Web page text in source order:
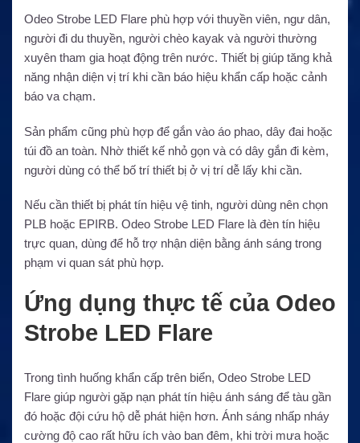
Odeo Strobe LED Flare phù hợp với thuyền viên, ngư dân,
người đi du thuyền, người chèo kayak và người thường
xuyên tham gia hoạt động trên nước. Thiết bị giúp tăng khả
năng nhận diện vị trí khi cần báo hiệu khẩn cấp hoặc cảnh
báo va chạm.
Sản phẩm cũng phù hợp để gắn vào áo phao, dây đai hoặc
túi đồ an toàn. Nhờ thiết kế nhỏ gọn và có dây gắn đi kèm,
người dùng có thể bố trí thiết bị ở vị trí dễ lấy khi cần.
Nếu cần thiết bị phát tín hiệu vệ tinh, người dùng nên chọn
PLB hoặc EPIRB. Odeo Strobe LED Flare là đèn tín hiệu
trực quan, dùng để hỗ trợ nhận diện bằng ánh sáng trong
phạm vi quan sát phù hợp.
Ứng dụng thực tế của Odeo
Strobe LED Flare
Trong tình huống khẩn cấp trên biển, Odeo Strobe LED
Flare giúp người gặp nạn phát tín hiệu ánh sáng để tàu gần
đó hoặc đội cứu hộ dễ phát hiện hơn. Ánh sáng nhấp nháy
cường độ cao rất hữu ích vào ban đêm, khi trời mưa hoặc